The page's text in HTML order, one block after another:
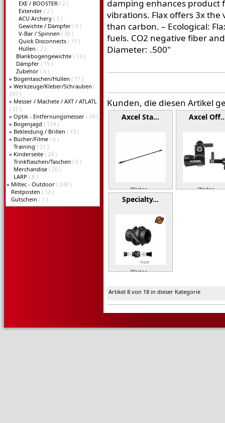
EXE / BOOSTER ( 2 )
Extender ( 2 )
ACU Archery ( 3 )
Gewichte / Dämpfer ( 9 )
V-Bar / Spinnen ( 30 )
Quick Disconnects ( 11 )
Hüllen ( 2 )
Blankbogengewichte ( 13 )
Dämpfer ( 15 )
Zubehör ( 6 )
» Bogentaschen/Hüllen ( 77 )
» Werkzeuge/Kleber/Schrauben (
297 )
» Messer / Machete / AXT / ATLATL
( 37 )
» Optik - Entfernungsmesser ( 24 )
» Bogenjagd ( 124 )
» Bekleidung / Brillen ( 73 )
» Bücher/Filme ( 6 )
Training ( 21 )
» Kinderseite ( 24 )
Trinkflaschen/Taschen ( 5 )
Merchandise ( 20 )
LARP ( 8 )
» Miltec - Outdoor ( 248 )
Restposten ( 12 )
Gutschein ( 1 )
damping enhances product
vibrations. Flax offers 3x
than carbon. – Ecological:
fuels. CO2 negative fiber
Diameter: .500"
Kunden, die diesen Artikel
Axcel Sta…
Weiter »
Axcel
Weiter »
Specialty…
Weiter »
Artikel 8 von 18 in dieser Kategorie